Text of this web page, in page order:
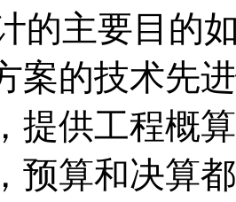
的主要目的
案的技术先
提供工程概
预算和决算